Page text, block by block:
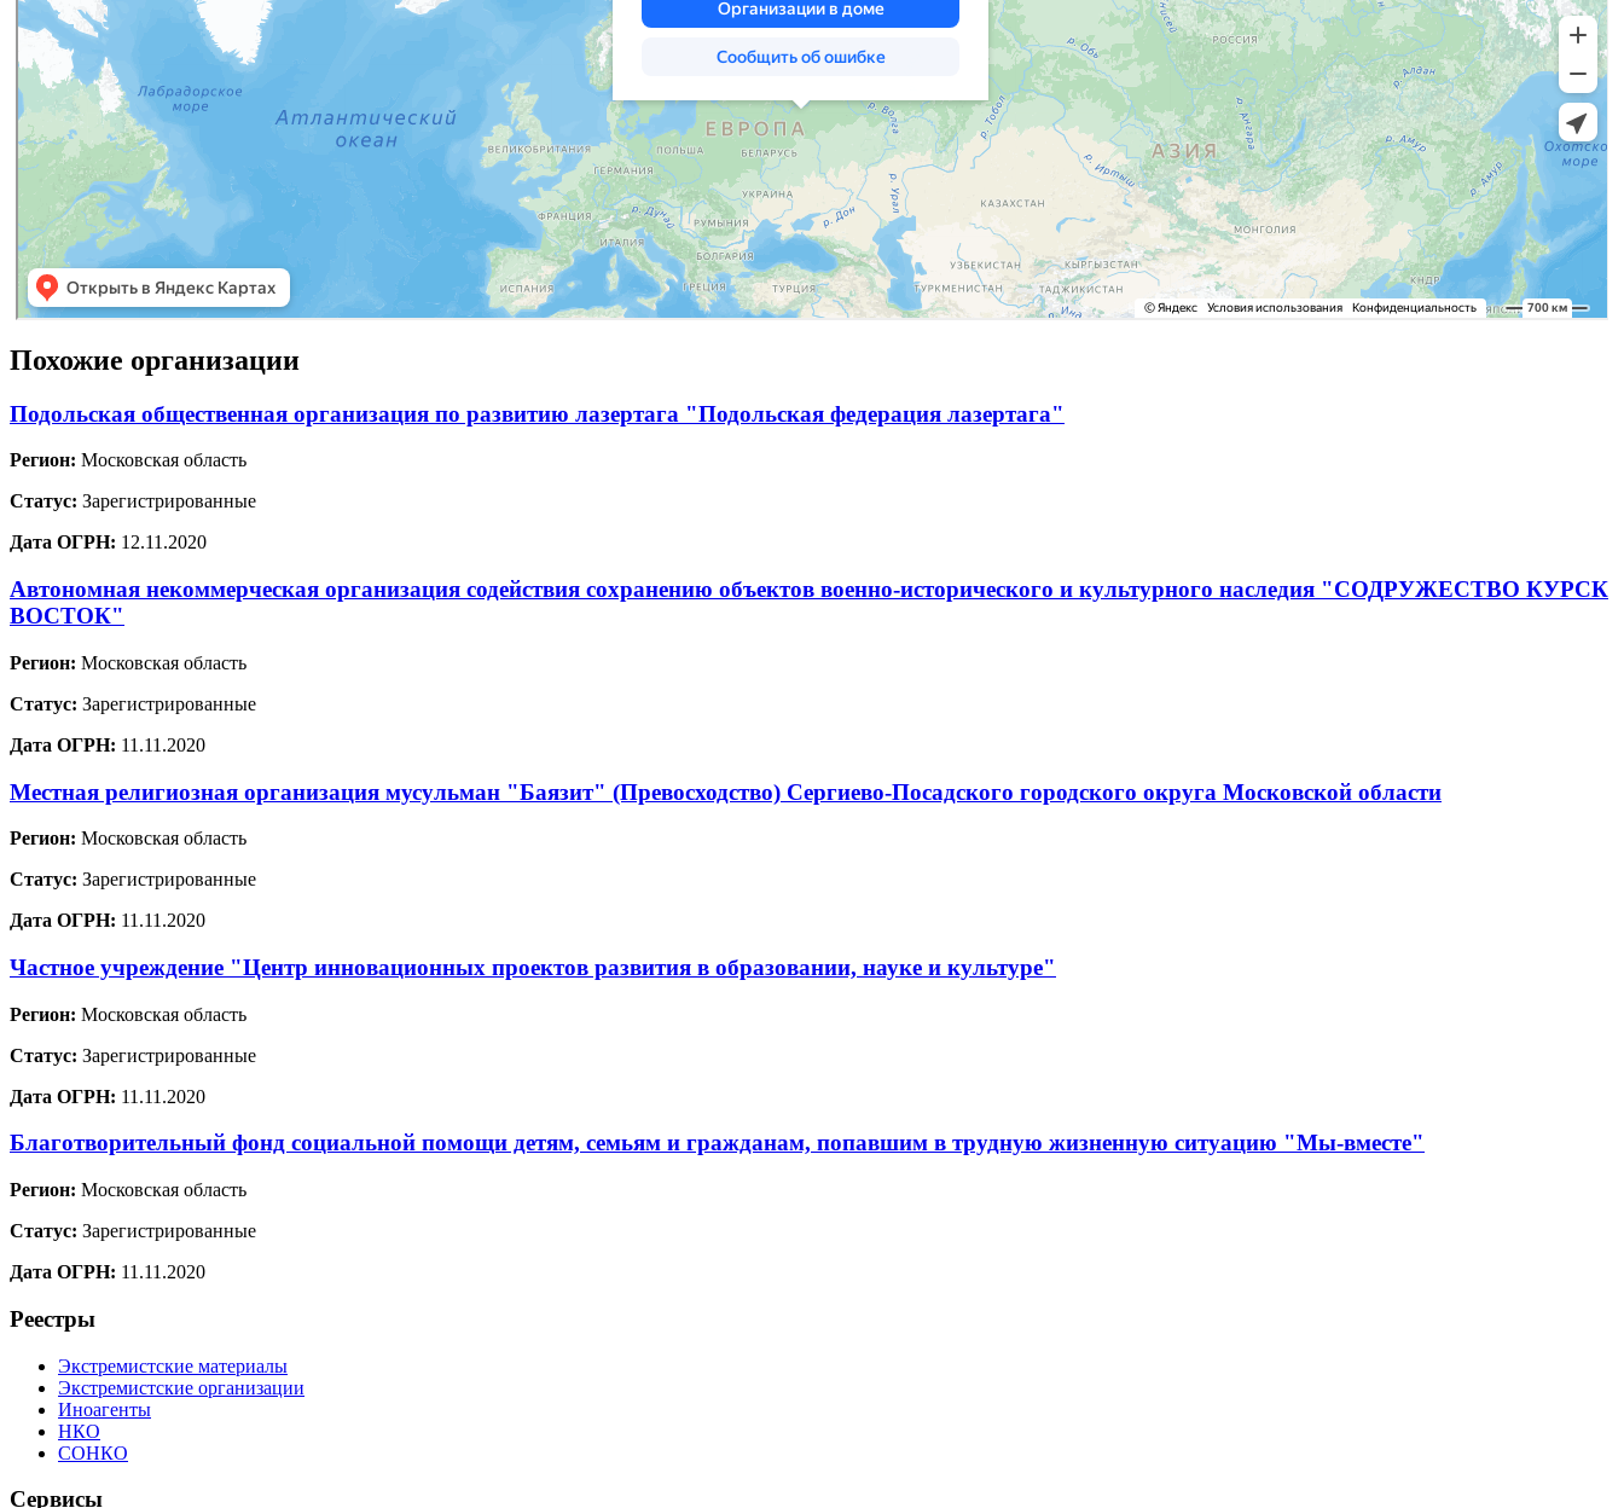
Похожие организации
Подольская общественная организация по развитию лазертага "Подольская федерация лазертага"
Регион: Московская область
Статус: Зарегистрированные
Дата ОГРН: 12.11.2020
Автономная некоммерческая организация содействия сохранению объектов военно-исторического и культурного наследия "СОДРУЖЕСТВО КУРСК
ВОСТОК"
Регион: Московская область
Статус: Зарегистрированные
Дата ОГРН: 11.11.2020
Местная религиозная организация мусульман "Баязит" (Превосходство) Сергиево-Посадского городского округа Московской области
Регион: Московская область
Статус: Зарегистрированные
Дата ОГРН: 11.11.2020
Частное учреждение "Центр инновационных проектов развития в образовании, науке и культуре"
Регион: Московская область
Статус: Зарегистрированные
Дата ОГРН: 11.11.2020
Благотворительный фонд социальной помощи детям, семьям и гражданам, попавшим в трудную жизненную ситуацию "Мы-вместе"
Регион: Московская область
Статус: Зарегистрированные
Дата ОГРН: 11.11.2020
Реестры
Экстремистские материалы
Экстремистские организации
Иноагенты
НКО
СОНКО
Сервисы